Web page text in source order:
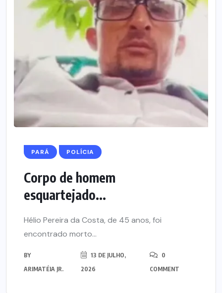
PARÁ POLÍCIA
Corpo de homem
esquartejado...
Hélio Pereira da Costa, de 45 anos, foi
encontrado morto...
BY
ARIMATÉIA JR.
13 DE JULHO,
2026
0
COMMENT